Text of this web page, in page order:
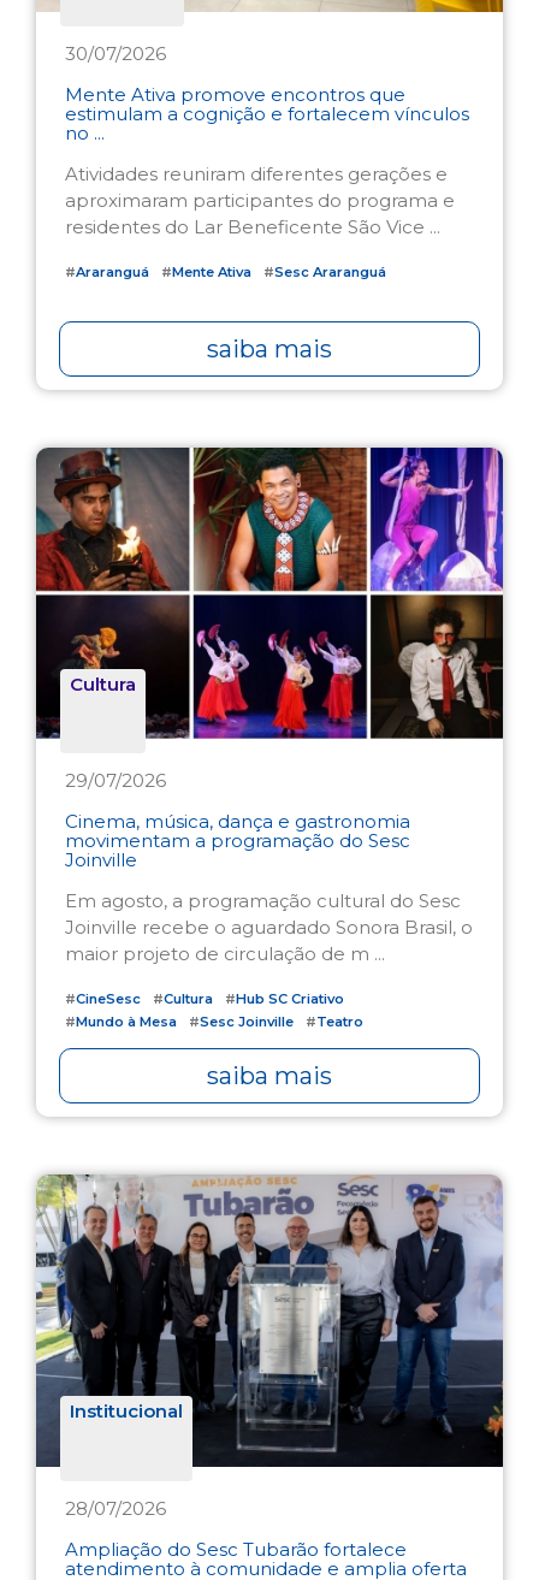
30/07/2026
Mente Ativa promove encontros que
estimulam a cognição e fortalecem vínculos
no ...
Atividades reuniram diferentes gerações e
aproximaram participantes do programa e
residentes do Lar Beneficente São Vice ...
#Araranguá #Mente Ativa #Sesc Araranguá
saiba mais
Cultura
29/07/2026
Cinema, música, dança e gastronomia
movimentam a programação do Sesc
Joinville
Em agosto, a programação cultural do Sesc
Joinville recebe o aguardado Sonora Brasil, o
maior projeto de circulação de m ...
#CineSesc #Cultura #Hub SC Criativo
#Mundo à Mesa #Sesc Joinville #Teatro
saiba mais
Institucional
28/07/2026
Ampliação do Sesc Tubarão fortalece
atendimento à comunidade e amplia oferta